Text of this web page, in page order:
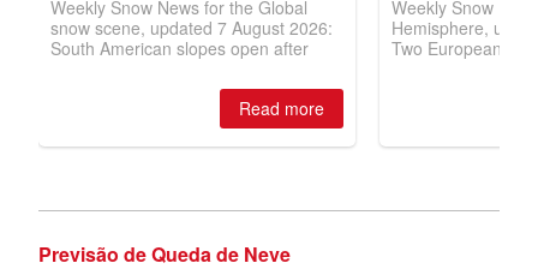
Previsão de Queda de Neve